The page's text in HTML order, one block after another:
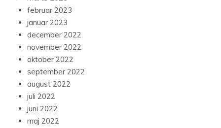
februar 2023
januar 2023
december 2022
november 2022
oktober 2022
september 2022
august 2022
juli 2022
juni 2022
maj 2022